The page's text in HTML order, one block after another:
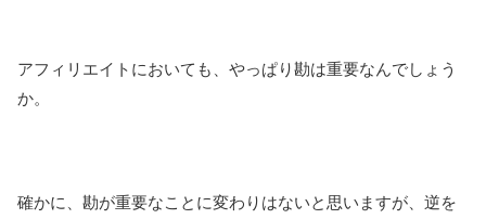
アフィリエイトにおいても、やっぱり勘は重要なんでしょう
か。
確かに、勘が重要なことに変わりはないと思いますが、逆を